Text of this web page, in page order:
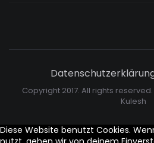
Copyright 2017. All rights
Kulesh
Diese Website benutzt Cookies.